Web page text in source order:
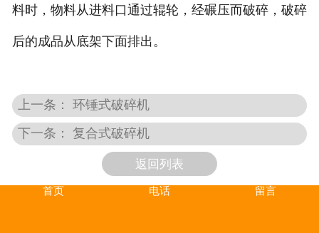
料时，物料从进料口通过辊轮，经碾压而破碎，破碎
后的成品从底架下面排出。
上一条： 环锤式破碎机
下一条： 复合式破碎机
返回列表
首页 电话 留言